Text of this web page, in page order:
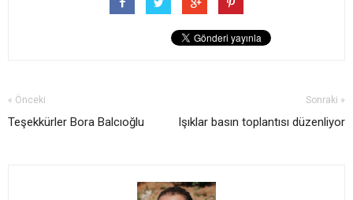
« Önceki
Teşekkürler Bora Balcıoğlu
Sonraki »
Işıklar basın toplantısı düzenliyor